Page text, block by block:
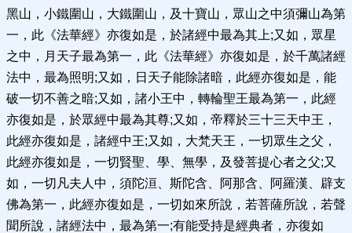
黑山，小鐵圍山，大鐵圍山，及十寶山，眾山之中須彌山為第
一，此《法華經》亦復如是，於諸經中最為其上;又如，眾星
之中，月天子最為第一，此《法華經》亦復如是，於千萬諸經
法中，最為照明;又如，日天子能除諸暗，此經亦復如是，能
破一切不善之暗;又如，諸小王中，轉輪聖王最為第一，此經
亦復如是，於眾經中最為其尊;又如，帝釋於三十三天中王，
此經亦復如是，諸經中王;又如，大梵天王，一切眾生之父，
此經亦復如是，一切賢聖、學、無學，及發菩提心者之父;又
如，一切凡夫人中，須陀洹、斯陀含、阿那含、阿羅漢、辟支
佛為第一，此經亦復如是，一切如來所說，若菩薩所說，若聲
聞所說，諸經法中，最為第一;有能受持是經典者，亦復如